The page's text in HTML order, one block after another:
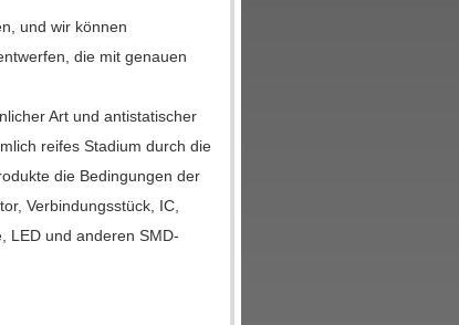
und wir können
die mit genauen
Art und antistatischer
reifes Stadium durch die
die Bedingungen der
Verbindungsstück, IC,
LED und anderen SMD-